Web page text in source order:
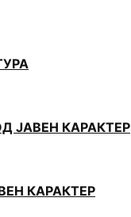
ЈАВЕН КАРАКТЕР
КАРАКТЕР